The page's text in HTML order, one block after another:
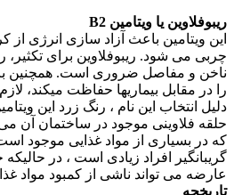
ریبوفلاوین یا ویتامین B2
این ویتامین باعث آزاد سازی انرژی از
چربی می شود. ریبوفلاوین برای
ناخن و مفاصل ضروری است. همچنین
را در مقابل بیماریها حفاظت میکند،
دلیل انتخاب این نام ، رنگ زرد این
حلقه فلاوینی موجود در ساختمان آن
که در بسیاری از مواد غذایی موجود
گریبانگیر افراد زیادی است ، در حالیکه
عارضه می تواند ناشی از کمبود مواد
تاریخچه